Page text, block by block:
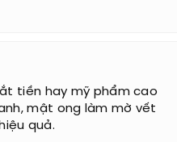
tiền hay mỹ phẩm cao
mật ong làm mờ vết
quả.